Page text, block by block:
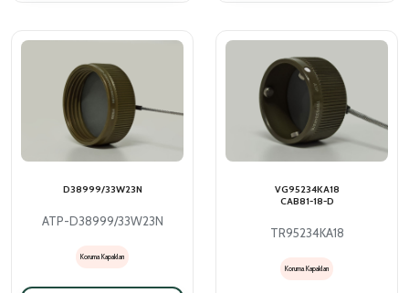
D38999/33W23N
ATP-D38999/33W23N
Koruma Kapakları
VG95234KA18
CAB81-18-D
TR95234KA18
Koruma Kapakları